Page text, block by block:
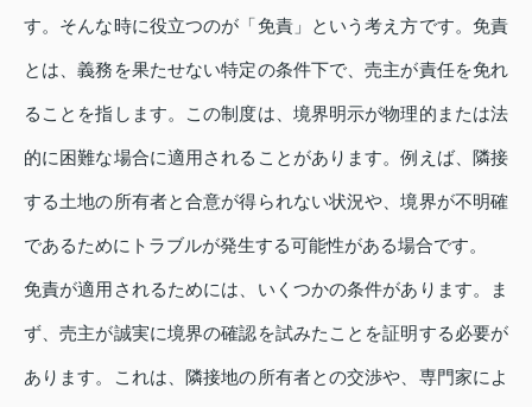
す。そんな時に役立つのが「免責」という考え方です。免責
とは、義務を果たせない特定の条件下で、売主が責任を免れ
ることを指します。この制度は、境界明示が物理的または法
的に困難な場合に適用されることがあります。例えば、隣接
する土地の所有者と合意が得られない状況や、境界が不明確
であるためにトラブルが発生する可能性がある場合です。
免責が適用されるためには、いくつかの条件があります。ま
ず、売主が誠実に境界の確認を試みたことを証明する必要が
あります。これは、隣接地の所有者との交渉や、専門家によ